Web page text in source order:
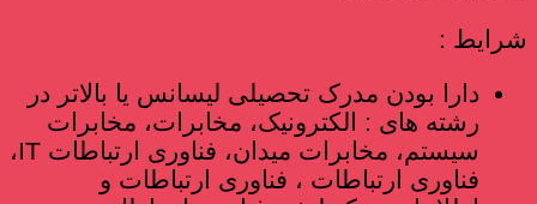
شرایط :
دارا بودن مدرک تحصیلی لیسانس یا بالاتر در
رشته های : الکترونیک، مخابرات، مخابرات
سیستم، مخابرات میدان، فناوری ارتباطات IT،
فناوری ارتباطات ، فناوری ارتباطات و